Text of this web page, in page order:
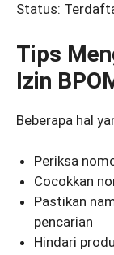
Status:
Tips
Izin
Beberapa hal
Periksa
Cocokkan
Pastikan
pencarian
Hindari